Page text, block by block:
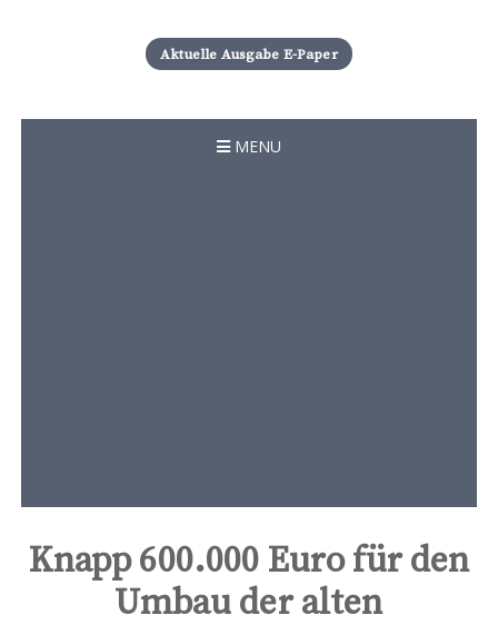
i
p
c
Aktuelle Ausgabe E-Paper
MENU
Knapp 600.000 Euro für den
Umbau der alten